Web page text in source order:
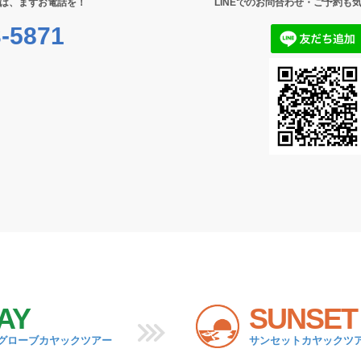
、まずお電話を！
5871
LINEでのお問合わせ・ご予約も
ローブカヤックツアー
SUNSET
サンセットカヤックツ